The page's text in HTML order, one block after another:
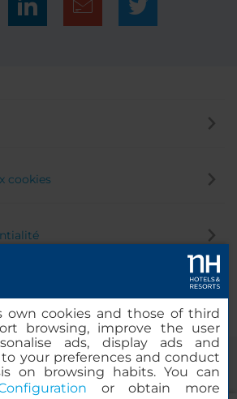
cookies
own cookies and those of third
browsing, improve the user
ads, display ads and
your preferences and conduct
on browsing habits. You can
or obtain more